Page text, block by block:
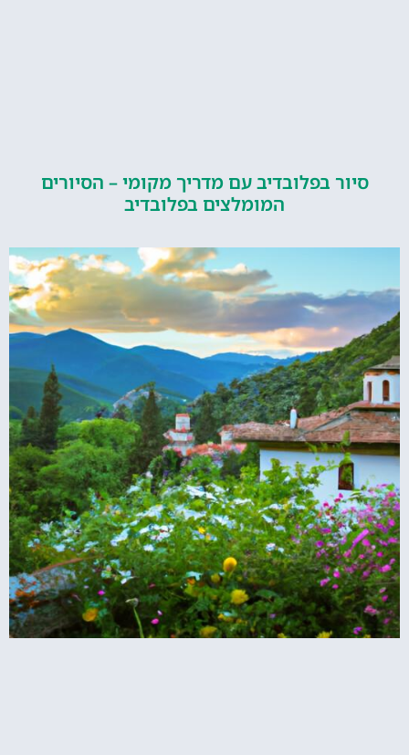
בפלובדיב עם מדריך מקומי – הסיורים
המומלצים בפלובדיב